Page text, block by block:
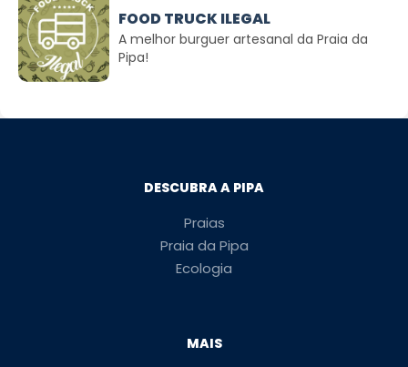
FOOD TRUCK ILEGAL
A melhor burguer artesanal da Praia da
Pipa!
DESCUBRA A PIPA
Praias
Praia da Pipa
Ecologia
MAIS